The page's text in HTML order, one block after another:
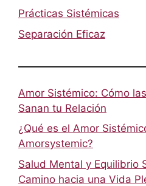
Prácticas Sistémicas
Separación Eficaz
Amor Sistémico: Cómo
Sanan tu Relación
¿Qué es el Amor
Amorsystemic?
Salud Mental y Equilibrio
Camino hacia una Vida